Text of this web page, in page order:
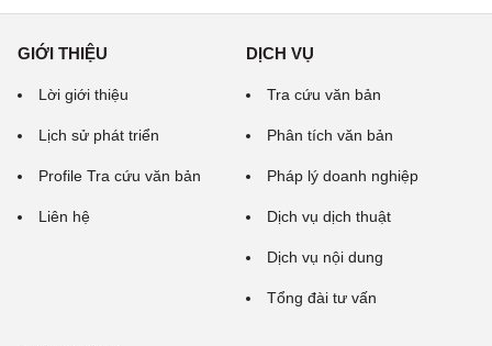
GIỚI THIỆU
Lời giới thiệu
Lịch sử phát triển
Profile Tra cứu văn bản
Liên hệ
DỊCH VỤ
Tra cứu văn bản
Phân tích văn bản
Pháp lý doanh nghiệp
Dịch vụ dịch thuật
Dịch vụ nội dung
Tổng đài tư vấn